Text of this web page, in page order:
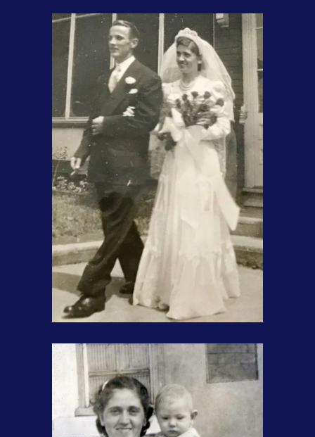
Mariage de mes parents, 2 juillet
1949.